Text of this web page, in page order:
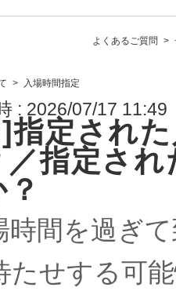
よくあるご質問 >
> 入場時間指定
: 2026/07/17 11:49
指定され
／指定さ
時間を過ぎ
たせする可